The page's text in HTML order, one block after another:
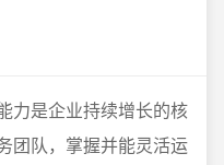
力是企业持续增长的核
团队，掌握并能灵活运